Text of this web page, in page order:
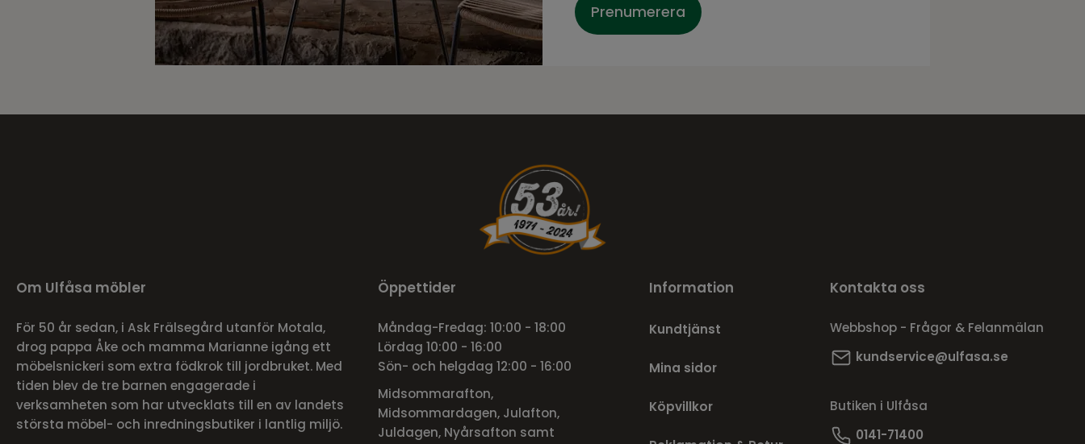
Prenumerera
Om Ulfåsa möbler
För 50 år sedan, i Ask Frälsegård utanför Motala,
drog pappa Åke och mamma Marianne igång ett
möbelsnickeri som extra födkrok till jordbruket. Med
tiden blev de tre barnen engagerade i
verksamheten som har utvecklats till en av landets
största möbel- och inredningsbutiker i lantlig miljö.
Öppettider
Måndag-Fredag: 10:00 - 18:00
Lördag 10:00 - 16:00
Sön- och helgdag 12:00 - 16:00
Midsommarafton,
Midsommardagen, Julafton,
Juldagen, Nyårsafton samt
Information
Kundtjänst
Mina sidor
Köpvillkor
Kontakta oss
Webbshop - Frågor & Felanmälan
kundservice@ulfasa.se
Butiken i Ulfåsa
0141-71400